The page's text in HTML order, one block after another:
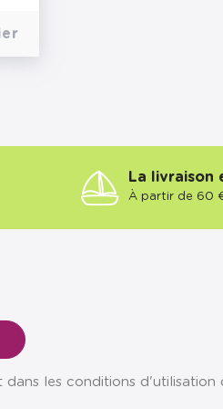
La livraison
À partir de 60
les conditions d'utilisation